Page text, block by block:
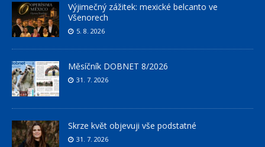
Výjimečný zážitek: mexické belcanto ve
Všenorech
5. 8. 2026
Měsíčník DOBNET 8/2026
31. 7. 2026
Skrze květ objevuji vše podstatné
31. 7. 2026